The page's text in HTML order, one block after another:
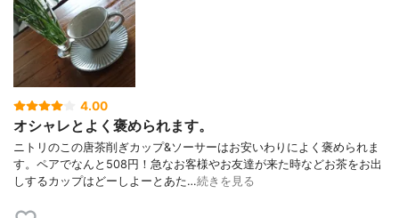
4.00
オシャレとよく褒められます。
ニトリのこの唐茶削ぎカップ&ソーサーはお安いわりによく褒められま
す。ペアでなんと508円！急なお客様やお友達が来た時などお茶をお出
しするカップはどーしよーとあた…続きを見る